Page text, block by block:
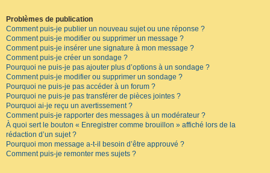
Problèmes de publication
Comment puis-je publier un nouveau sujet ou une réponse ?
Comment puis-je modifier ou supprimer un message ?
Comment puis-je insérer une signature à mon message ?
Comment puis-je créer un sondage ?
Pourquoi ne puis-je pas ajouter plus d’options à un sondage ?
Comment puis-je modifier ou supprimer un sondage ?
Pourquoi ne puis-je pas accéder à un forum ?
Pourquoi ne puis-je pas transférer de pièces jointes ?
Pourquoi ai-je reçu un avertissement ?
Comment puis-je rapporter des messages à un modérateur ?
À quoi sert le bouton « Enregistrer comme brouillon » affiché lors de la
rédaction d’un sujet ?
Pourquoi mon message a-t-il besoin d’être approuvé ?
Comment puis-je remonter mes sujets ?